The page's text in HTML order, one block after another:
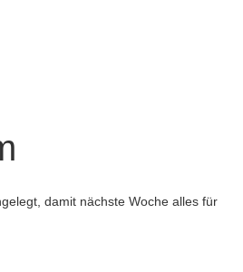
damit nächste Woche alles für